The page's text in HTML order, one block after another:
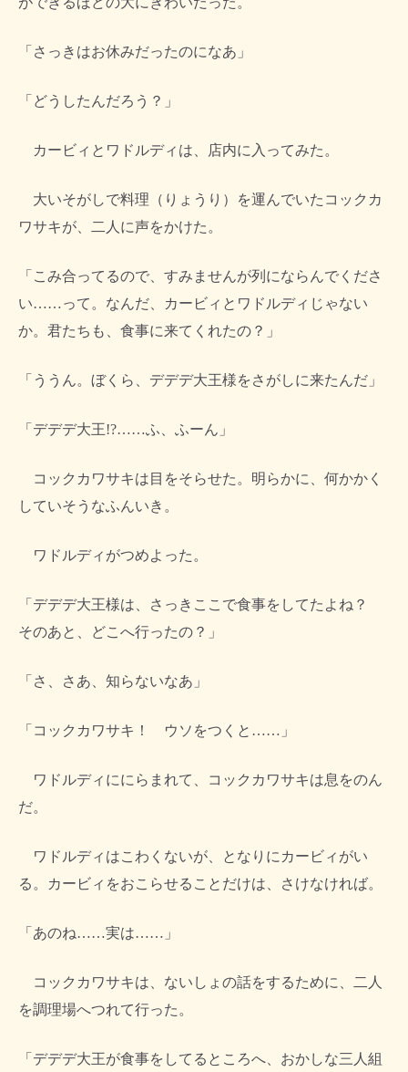
「さっきはお休みだったのになあ」
「どうしたんだろう？」
カービィとワドルディは、店内に入ってみた。
大いそがしで料理（りょうり）を運んでいたコックカ
ワサキが、二人に声をかけた。
「こみ合ってるので、すみませんが列にならんでくださ
い……って。なんだ、カービィとワドルディじゃない
か。君たちも、食事に来てくれたの？」
「ううん。ぼくら、デデデ大王様をさがしに来たんだ」
「デデデ大王!?……ふ、ふーん」
コックカワサキは目をそらせた。明らかに、何かかく
していそうなふんいき。
ワドルディがつめよった。
「デデデ大王様は、さっきここで食事をしてたよね？
そのあと、どこへ行ったの？」
「さ、さあ、知らないなあ」
「コックカワサキ！ ウソをつくと……」
ワドルディににらまれて、コックカワサキは息をのん
だ。
ワドルディはこわくないが、となりにカービィがい
る。カービィをおこらせることだけは、さけなければ。
「あのね……実は……」
コックカワサキは、ないしょの話をするために、二人
を調理場へつれて行った。
「デデデ大王が食事をしてるところへ、おかしな三人組